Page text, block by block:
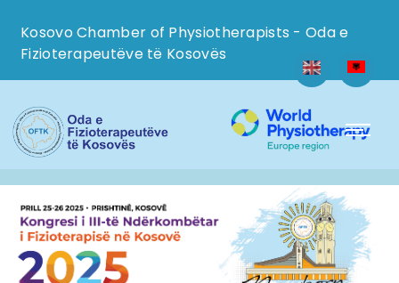
Kosovo Chamber of Physiotherapists - Oda e
Fizioterapeutëve të Kosovës